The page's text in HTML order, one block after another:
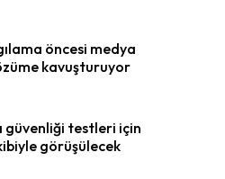
öncesi medya
kavuşturuyor
güvenliği testleri için
görüşülecek